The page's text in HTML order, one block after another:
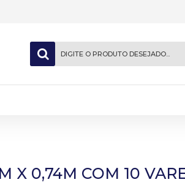
X 0,74M COM 10